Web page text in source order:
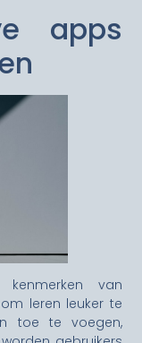
apps
van
leren leuker te
toe te voegen,